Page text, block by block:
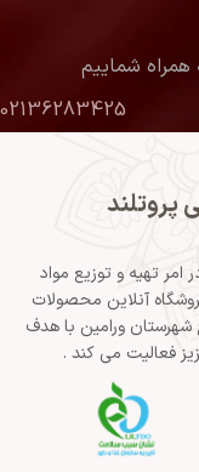
02136283425
پروتلند
تهیه و توزیع مواد
آنلاین محصولات
ورامین با هدف
فعالیت می کند .